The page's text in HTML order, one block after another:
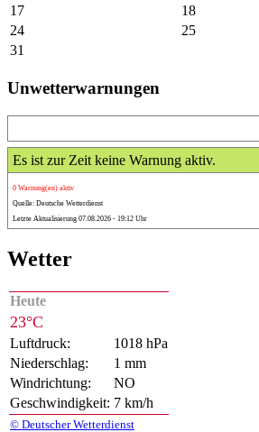
17
18
24
25
31
Unwetterwarnungen
Es ist zur Zeit keine Warnung aktiv.
0 Warnung(en) aktiv
Quelle: Deutsche Wetterdienst
Letzte Aktualisierung 07.08.2026 - 19:12 Uhr
Wetter
Heute
23°C
Luftdruck:
1018 hPa
Niederschlag:
1 mm
Windrichtung:
NO
Geschwindigkeit: 7 km/h
© Deutscher Wetterdienst